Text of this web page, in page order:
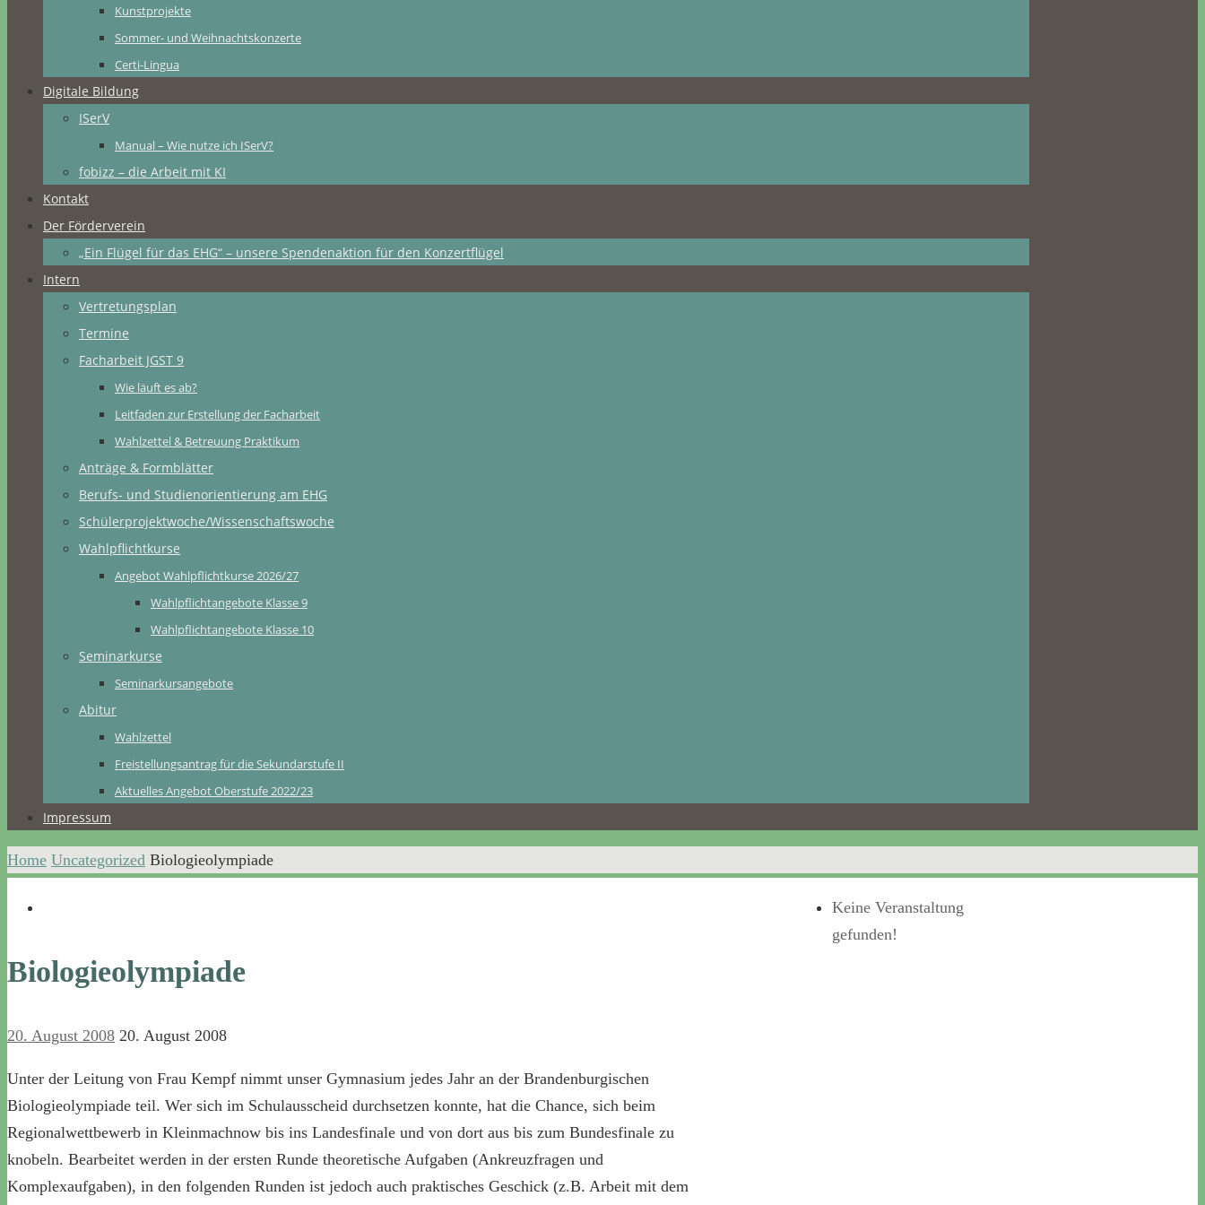
Kunstprojekte
Sommer- und Weihnachtskonzerte
Certi-Lingua
Digitale Bildung
ISerV
Manual – Wie nutze ich ISerV?
fobizz – die Arbeit mit KI
Kontakt
Der Förderverein
„Ein Flügel für das EHG“ – unsere Spendenaktion für den Konzertflügel
Intern
Vertretungsplan
Termine
Facharbeit JGST 9
Wie läuft es ab?
Leitfaden zur Erstellung der Facharbeit
Wahlzettel & Betreuung Praktikum
Anträge & Formblätter
Berufs- und Studienorientierung am EHG
Schülerprojektwoche/Wissenschaftswoche
Wahlpflichtkurse
Angebot Wahlpflichtkurse 2026/27
Wahlpflichtangebote Klasse 9
Wahlpflichtangebote Klasse 10
Seminarkurse
Seminarkursangebote
Abitur
Wahlzettel
Freistellungsantrag für die Sekundarstufe II
Aktuelles Angebot Oberstufe 2022/23
Impressum
Home Uncategorized Biologieolympiade
Biologieolympiade
20. August 2008 20. August 2008
Unter der Leitung von Frau Kempf nimmt unser Gymnasium jedes Jahr an der Brandenburgischen
Biologieolympiade teil. Wer sich im Schulausscheid durchsetzen konnte, hat die Chance, sich beim
Regionalwettbewerb in Kleinmachnow bis ins Landesfinale und von dort aus bis zum Bundesfinale zu
knobeln. Bearbeitet werden in der ersten Runde theoretische Aufgaben (Ankreuzfragen und
Komplexaufgaben), in den folgenden Runden ist jedoch auch praktisches Geschick (z.B. Arbeit mit dem
Keine Veranstaltung
gefunden!